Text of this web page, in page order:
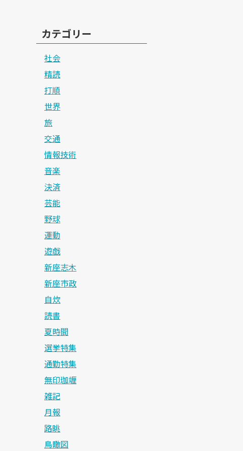
カテゴリー
社会
精読
打順
世界
旅
交通
情報技術
音楽
決済
芸能
野球
運動
遊戯
新座志木
新座市政
自炊
読書
夏時間
選挙特集
通勤特集
無印珈竰
雑記
月報
路眺
鳥瞰図